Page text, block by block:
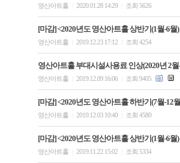
영산아트홀 2020.01.28 14:29 조회 5626
[마감] <2020년도 영산아트홀 상반기(1월-6월
영산아트홀 2019.12.23 17:12 조회 4254
영산아트홀 부대시설사용료 인상(2020년 2
영산아트홀 2019.12.09 16:06 조회 9405
[마감] <2020년도 영산아트홀 하반기(7월-12
영산아트홀 2019.12.03 10:40 조회 4580
[마감] <2020년도 영산아트홀 상반기(1월-6월
영산아트홀 2019.11.22 15:02 조회 5334